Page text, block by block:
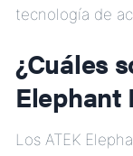
tecnología de
¿Cuáles
Elephant
Los ATEK